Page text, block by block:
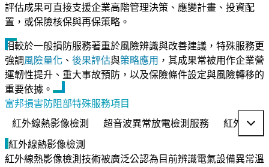
評估成果可直接支援企業高階管理決策、應變計畫、投資配
置，或保險核保與再保策略。
相較於一般損防服務著重於風險辨識與改善建議，特殊服務更
強調風險量化 、 後果評估與策略應用 ，其成果常被用作企業營
運韌性提升、重大事故預防，以及保險條件設定與風險轉移的
重要依據。
富邦損害防阻部特殊服務項目
紅外線熱影像檢測
超音波異常放電檢測服務 紅外空拍
紅外線熱影像檢測
紅外線熱影像檢測技術被廣泛公認為目前辨識電氣設備異常溫